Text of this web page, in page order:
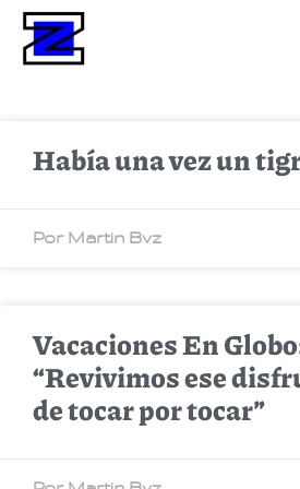
Había una vez un
Por Martin Bvz
Vacaciones En
“Revivimos ese
de tocar por tocar”